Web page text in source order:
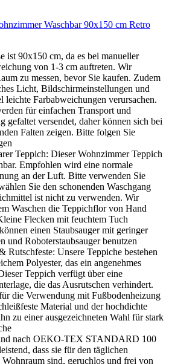
Waschbar 90x150 cm Retro
ist 90x150 cm, da es bei manueller
von 1-3 cm auftreten. Wir
zu messen, bevor Sie kaufen. Zudem
Licht, Bildschirmeinstellungen und
leichte Farbabweichungen verursachen.
für einfachen Transport und
gefaltet versendet, daher können sich bei
Falten zeigen. Bitte folgen Sie
Teppich: Dieser Wohnzimmer Teppich
Empfohlen wird eine normale
an der Luft. Bitte verwenden Sie
Sie den schonenden Waschgang
ist nicht zu verwenden. Wir
Waschen die Teppichflor von Hand
Flecken mit feuchtem Tuch
einen Staubsauger mit geringer
und Roboterstaubsauger benutzen
Rutschfeste: Unsere Teppiche bestehen
Polyester, das ein angenehmes
Teppich verfügt über eine
die das Ausrutschen verhindert.
die Verwendung mit Fußbodenheizung
Material und der hochdichte
zu einer ausgezeichneten Wahl für stark
nach OEKO-TEX STANDARD 100
dass sie für den täglichen
sind, geruchlos und frei von